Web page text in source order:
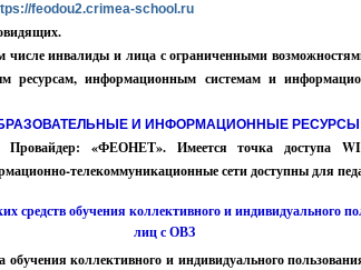
feodou2.crimea-school.ru
инвалиды и лица с ограниченными
ресурсам, информационным системам и
И ИНФОРМАЦИОННЫЕ
«ФЕОНЕТ». Имеется точка доступа
телекоммуникационные сети доступны для
средств обучения коллективного и индивидуального
лиц с ОВЗ
обучения коллективного и индивидуального